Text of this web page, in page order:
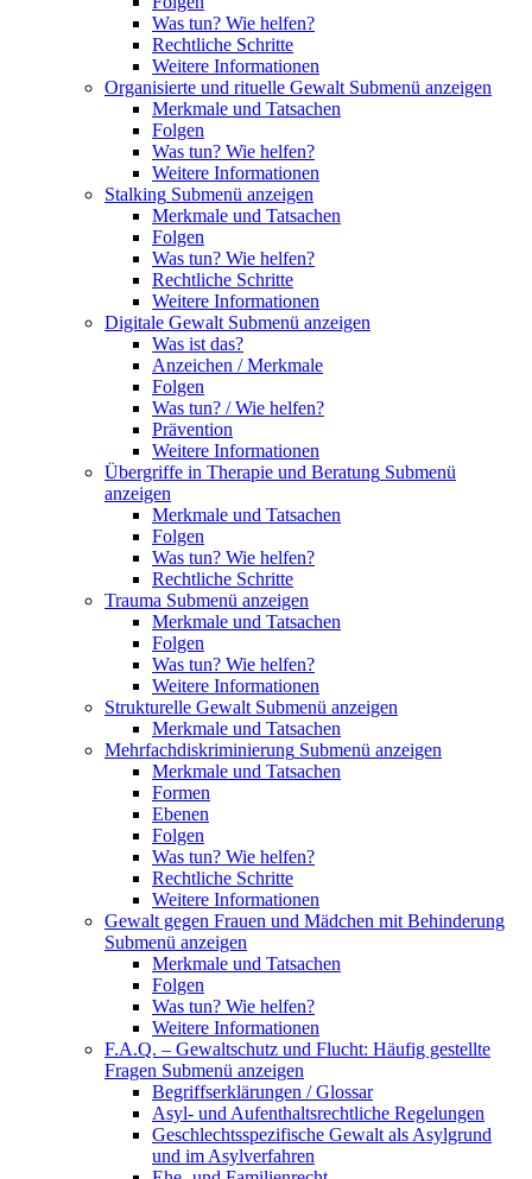
Was tun? Wie helfen?
Rechtliche Schritte
Weitere Informationen
Organisierte und rituelle Gewalt Submenü anzeigen
Merkmale und Tatsachen
Folgen
Was tun? Wie helfen?
Weitere Informationen
Stalking Submenü anzeigen
Merkmale und Tatsachen
Folgen
Was tun? Wie helfen?
Rechtliche Schritte
Weitere Informationen
Digitale Gewalt Submenü anzeigen
Was ist das?
Anzeichen / Merkmale
Folgen
Was tun? / Wie helfen?
Prävention
Weitere Informationen
Übergriffe in Therapie und Beratung Submenü
anzeigen
Merkmale und Tatsachen
Folgen
Was tun? Wie helfen?
Rechtliche Schritte
Trauma Submenü anzeigen
Merkmale und Tatsachen
Folgen
Was tun? Wie helfen?
Weitere Informationen
Strukturelle Gewalt Submenü anzeigen
Merkmale und Tatsachen
Mehrfachdiskriminierung Submenü anzeigen
Merkmale und Tatsachen
Formen
Ebenen
Folgen
Was tun? Wie helfen?
Rechtliche Schritte
Weitere Informationen
Gewalt gegen Frauen und Mädchen mit Behinderung
Submenü anzeigen
Merkmale und Tatsachen
Folgen
Was tun? Wie helfen?
Weitere Informationen
F.A.Q. – Gewaltschutz und Flucht: Häufig gestellte
Fragen Submenü anzeigen
Begriffserklärungen / Glossar
Asyl- und Aufenthaltsrechtliche Regelungen
Geschlechtsspezifische Gewalt als Asylgrund
und im Asylverfahren